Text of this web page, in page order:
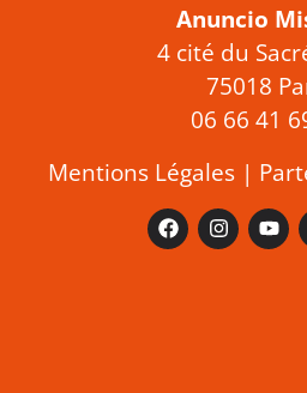
Anuncio
4 cité du
75018
06 66 41
Mentions Légales|